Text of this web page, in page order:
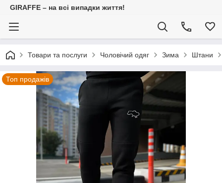
GIRAFFE – на всі випадки життя!
Товари та послуги Чоловічий одяг Зима Штани
Топ продажів